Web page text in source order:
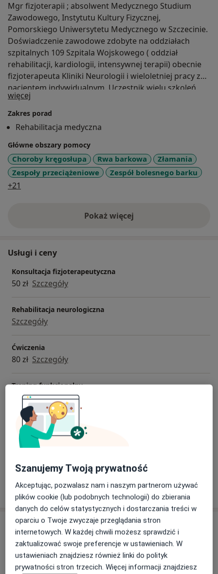
Mgr fizjoterapii ; absolwent Medycznego Studium
Zawodowego, Instytutu Kultury Fizycznej,
Pomorskiego Uniwersytetu Medycznego w Szczecinie.
Doświadczenie zawodowe zdobyte na oddziałach
szpitalnych 109 Szpitala Wojskowego ( oddział
rehabilitacji, kardiologii, intensywnej terapii) obecnie
fizjoterapeuta Kliniki Neurologii i wieloletniej pracy z
pacjentem indywidualnym. Uczestnik wielu szkoleń,
kursów i konferencji z zakresu fizjoterapii, terapii
manualnej i zdrowia publicznego; stale podnoszący
swoje kwalifikacje.Wykładowca akademicki. Zwolennik
wszelkiej aktywności fizycznej, instruktor
narciarstwa,pływania szermierki, ratownik WOPR.
więcej
Zakres porad
Rehabilitacja medyczna
Główne obszary pomocy
Choroby kręgosłupa Rwa barkowa
Złamania
Zespoły przeciążeniowe
Zespół bolesnego barku
+21
Pokaż więcejo doświadczeniu
Usługi i ceny
Konsultacja fizjoterapeutyczna
50 zł Szczegóły
Rehabilitacja neurologiczna
Szczegóły
Ćwiczenia
80 zł Szczegóły
Trening funkcjonalny
Szczegóły
Terapia tkanek miękkich
Szczegóły
W jaki sposób ustalane są ceny?
Adres
ORTOMEDIK Gabinety Lekarskie
Śląska 23/2,70-434Szczecin
Szanujemy Twoją prywatność
Akceptując, pozwalasz nam i naszym partnerom używać
plików cookie (lub podobnych technologii) do zbierania
danych do celów statystycznych i dostarczania treści w
oparciu o Twoje zwyczaje przeglądania stron
internetowych. W każdej chwili możesz sprawdzić i
zaktualizować swoje preferencje w ustawieniach. W
ustawieniach znajdziesz również linki do polityk
prywatności stron trzecich. Więcej informacji znajdziesz